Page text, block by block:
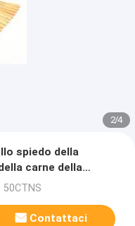
2/4
spiedo della
carne della
50CTNS
Contattaci